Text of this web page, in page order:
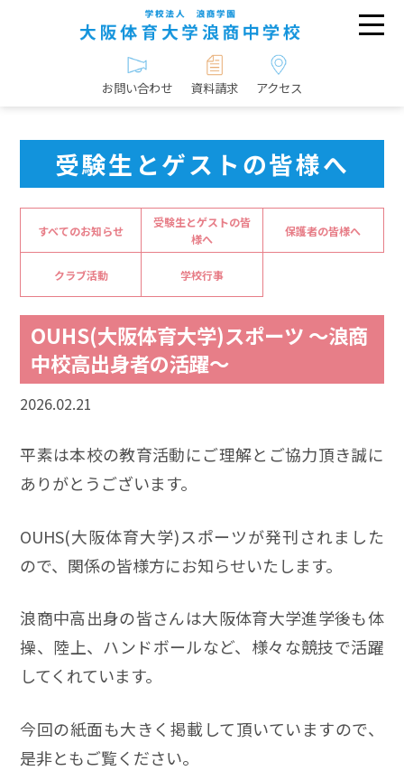
お問い合わせ 資料請求 アクセス
受験生とゲストの皆様へ
すべてのお知らせ
受験生とゲストの皆
様へ
保護者の皆様へ
クラブ活動 学校行事
OUHS(大阪体育大学)スポーツ ～浪商
中校高出身者の活躍～
2026.02.21
平素は本校の教育活動にご理解とご協力頂き誠に
ありがとうございます。
OUHS(大阪体育大学)スポーツが発刊されました
ので、関係の皆様方にお知らせいたします。
浪商中高出身の皆さんは大阪体育大学進学後も体
操、陸上、ハンドボールなど、様々な競技で活躍
してくれています。
今回の紙面も大きく掲載して頂いていますので、
是非ともご覧ください。